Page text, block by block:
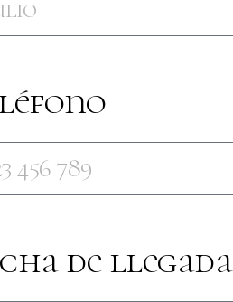
de llegada